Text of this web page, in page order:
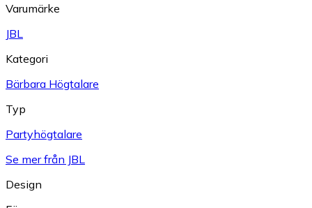
Varumärke
JBL
Kategori
Bärbara Högtalare
Typ
Partyhögtalare
Se mer från JBL
Design